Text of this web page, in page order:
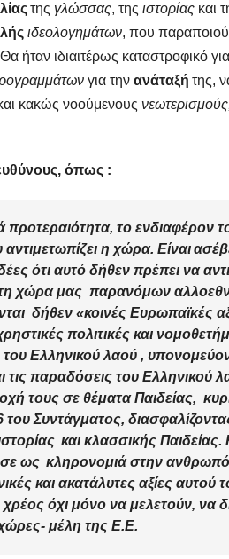
της γλώσσας, της ιστορίας και
ιδεολογημάτων, που
ήταν ιδιαιτέρως καταστροφικό
για την ανάταξή της,
κακώς νοούμενους
όπως :
προτεραιότητα, το ενδιαφέρον
αντιμετωπίζει η χώρα. Είναι
ότι αυτό δήθεν πρέπει να
χώρα μας παρανόμων
δήθεν «κοινές Ευρωπαϊκές
πολιτικές και
Ελληνικού λαού ,
τις παραδόσεις του Ελληνικού
τους σε θέματαΠαιδείας,
Συντάγματος,
και κλασσικής Παιδείας.
ως κληρονομιάστην
και ακατάλυτες αξίες αυτού
χρέος όχι μόνο να μελετούν, να
μέλη της Ε.Ε.